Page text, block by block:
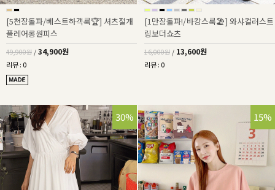
[5천장돌파/베스트하객룩🏆] 셔츠절개
플레어롱원피스
49,900원 / 34,900원
리뷰 : 0
[1만장돌파!/바캉스룩🏖️] 와샤컬러스트
링보더쇼츠
16,000원 / 13,600원
리뷰 : 0
30% 15%